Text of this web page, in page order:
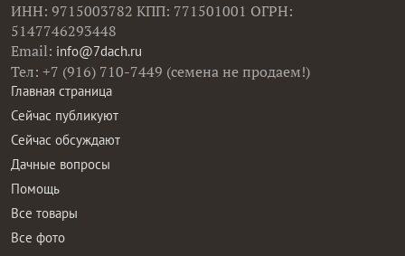
ИНН: 9715003782 КПП: 771501001 ОГРН:
5147746293448
Email: info@7dach.ru
Тел: +7 (916) 710-7449 (семена не продаем!)
Главная страница
Сейчас публикуют
Сейчас обсуждают
Дачные вопросы
Помощь
Все товары
Все фото